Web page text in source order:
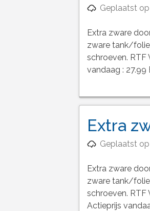
Geplaatst op
Extra zware
zware tank/folie
schroeven. RTF
vandaag : 27.99
Extra
Geplaatst op
Extra zware
zware tank/folie
schroeven. RTF
Actieprijs